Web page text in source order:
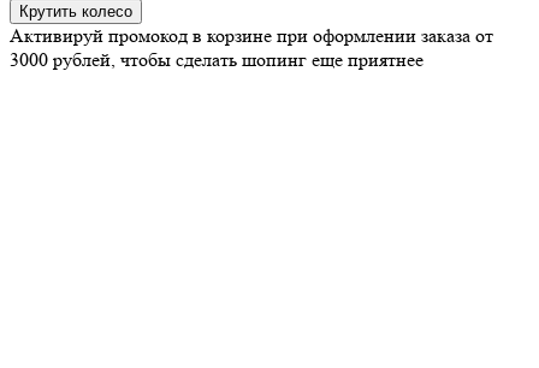
Крутить колесо
Активируй промокод в корзине при оформлении заказа от
3000 рублей, чтобы сделать шопинг еще приятнее